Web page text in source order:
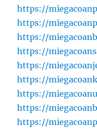
https://
https://
https://
https://
https://
https://
https://
https://
https://